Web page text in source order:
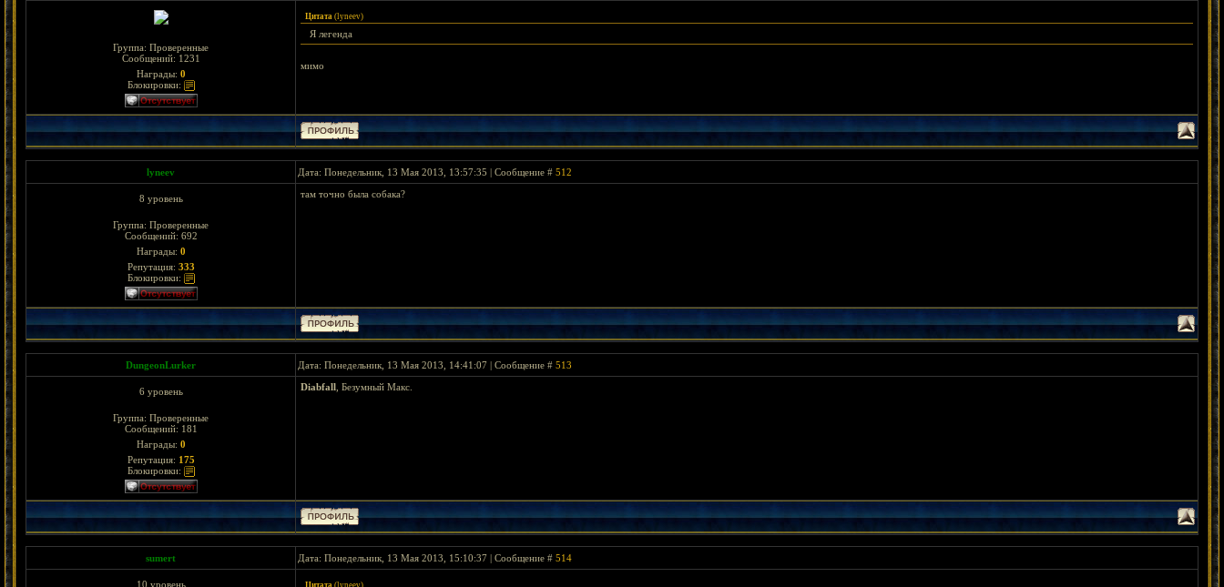
Группа: Проверенные
Сообщений: 1231
Награды: 0
Блокировки:
Цитата (lyneev)
Я легенда
мимо
lyneev Дата: Понедельник, 13 Мая 2013, 13:57:35 | Сообщение # 512
8 уровень
Группа: Проверенные
Сообщений: 692
Награды: 0
Репутация: 333
Блокировки:
там точно была собака?
DungeonLurker Дата: Понедельник, 13 Мая 2013, 14:41:07 | Сообщение # 513
6 уровень
Группа: Проверенные
Сообщений: 181
Награды: 0
Репутация: 175
Блокировки:
Diabfall , Безумный Макс.
sumert Дата: Понедельник, 13 Мая 2013, 15:10:37 | Сообщение # 514
10 уровень Цитата (lyneev)